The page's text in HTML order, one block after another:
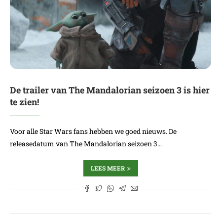
De trailer van The Mandalorian seizoen 3 is hier
te zien!
Voor alle Star Wars fans hebben we goed nieuws. De
releasedatum van The Mandalorian seizoen 3…
LEES MEER